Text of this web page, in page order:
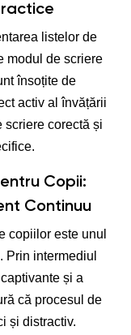
listelor de
modul de scriere
însoțite de
activ al învățării
corectă și
Copii:
Continuu
copiilor este unul
Prin intermediul
și a
că procesul de
și distractiv.